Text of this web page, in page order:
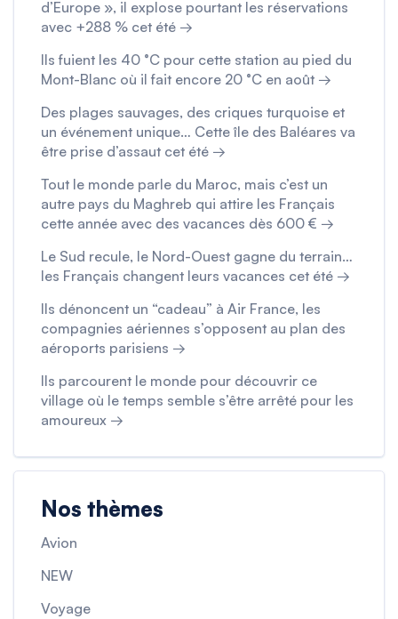
d’Europe », il explose pourtant les réservations
avec +288 % cet été →
Ils fuient les 40 °C pour cette station au pied du
Mont-Blanc où il fait encore 20 °C en août →
Des plages sauvages, des criques turquoise et
un événement unique… Cette île des Baléares va
être prise d’assaut cet été →
Tout le monde parle du Maroc, mais c’est un
autre pays du Maghreb qui attire les Français
cette année avec des vacances dès 600 € →
Le Sud recule, le Nord-Ouest gagne du terrain…
les Français changent leurs vacances cet été →
Ils dénoncent un “cadeau” à Air France, les
compagnies aériennes s’opposent au plan des
aéroports parisiens →
Ils parcourent le monde pour découvrir ce
village où le temps semble s’être arrêté pour les
amoureux →
Nos thèmes
Avion
NEW
Voyage